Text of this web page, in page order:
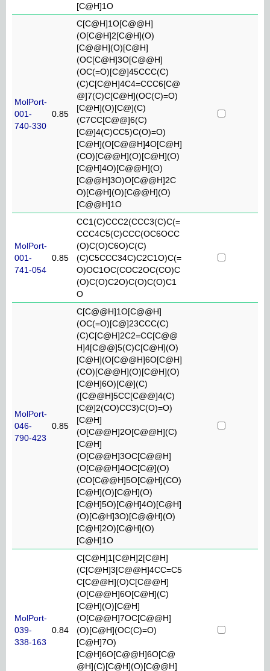
[C@H]1O
MolPort-
001-
740-330
0.85
C[C@H]1O[C@@H]
(O[C@H]2[C@H](O)
[C@@H](O)[C@H]
(OC[C@H]3O[C@@H]
(OC(=O)[C@]45CCC(C)
(C)C[C@H]4C4=CCC6[C@
@]7(C)C[C@H](OC(C)=O)
[C@H](O)[C@](C)
(C7CC[C@@]6(C)
[C@]4(C)CC5)C(O)=O)
[C@H](O[C@@H]4O[C@H]
(CO)[C@@H](O)[C@H](O)
[C@H]4O)[C@@H](O)
[C@@H]3O)O[C@@H]2C
O)[C@H](O)[C@@H](O)
[C@@H]1O
MolPort-
001-
741-054
0.85
CC1(C)CCC2(CCC3(C)C(=
CCC4C5(C)CCC(OC6OCC
(O)C(O)C6O)C(C)
(C)C5CCC34C)C2C1O)C(=
O)OC1OC(COC2OC(CO)C
(O)C(O)C2O)C(O)C(O)C1
O
MolPort-
046-
790-423
0.85
C[C@@H]1O[C@@H]
(OC(=O)[C@]23CCC(C)
(C)C[C@H]2C2=CC[C@@
H]4[C@@]5(C)C[C@H](O)
[C@H](O[C@@H]6O[C@H]
(CO)[C@@H](O)[C@H](O)
[C@H]6O)[C@](C)
([C@@H]5CC[C@@]4(C)
[C@]2(CO)CC3)C(O)=O)
[C@H]
(O[C@@H]2O[C@@H](C)
[C@H]
(O[C@@H]3OC[C@@H]
(O[C@@H]4OC[C@](O)
(CO[C@@H]5O[C@H](CO)
[C@H](O)[C@H](O)
[C@H]5O)[C@H]4O)[C@H]
(O)[C@H]3O)[C@@H](O)
[C@H]2O)[C@H](O)
[C@H]1O
MolPort-
039-
338-163
0.84
C[C@H]1[C@H]2[C@H]
(C[C@H]3[C@@H]4CC=C5
C[C@@H](O)C[C@@H]
(O[C@@H]6O[C@H](C)
[C@H](O)[C@H]
(O[C@@H]7OC[C@@H]
(O)[C@H](OC(C)=O)
[C@H]7O)
[C@H]6O[C@@H]6O[C@
@H](C)[C@H](O)[C@@H]